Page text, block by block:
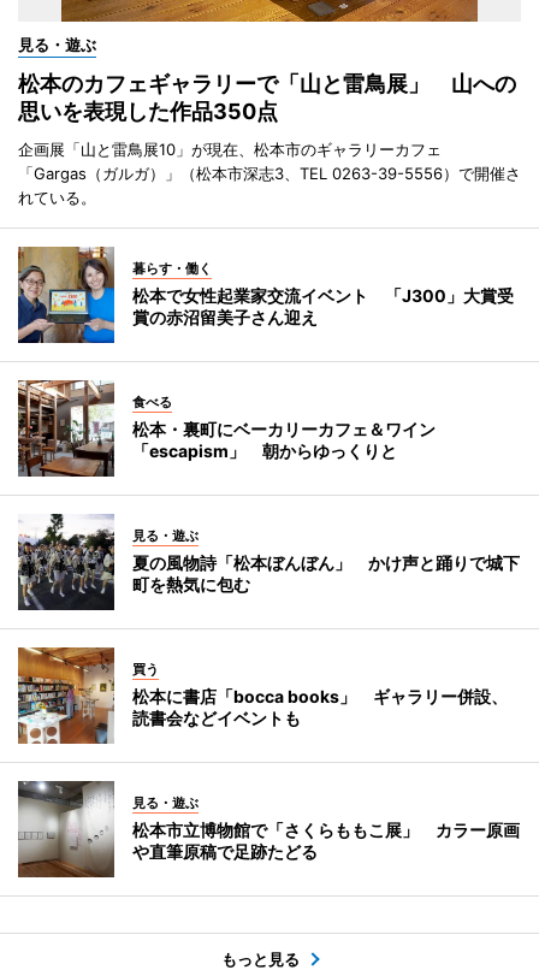
見る・遊ぶ
松本のカフェギャラリーで「山と雷鳥展」 山への
思いを表現した作品350点
企画展「山と雷鳥展10」が現在、松本市のギャラリーカフェ
「Gargas（ガルガ）」（松本市深志3、TEL 0263-39-5556）で開催さ
れている。
暮らす・働く
松本で女性起業家交流イベント 「J300」大賞受
賞の赤沼留美子さん迎え
食べる
松本・裏町にベーカリーカフェ＆ワイン
「escapism」 朝からゆっくりと
見る・遊ぶ
夏の風物詩「松本ぼんぼん」 かけ声と踊りで城下
町を熱気に包む
買う
松本に書店「bocca books」 ギャラリー併設、
読書会などイベントも
見る・遊ぶ
松本市立博物館で「さくらももこ展」 カラー原画
や直筆原稿で足跡たどる
もっと見る